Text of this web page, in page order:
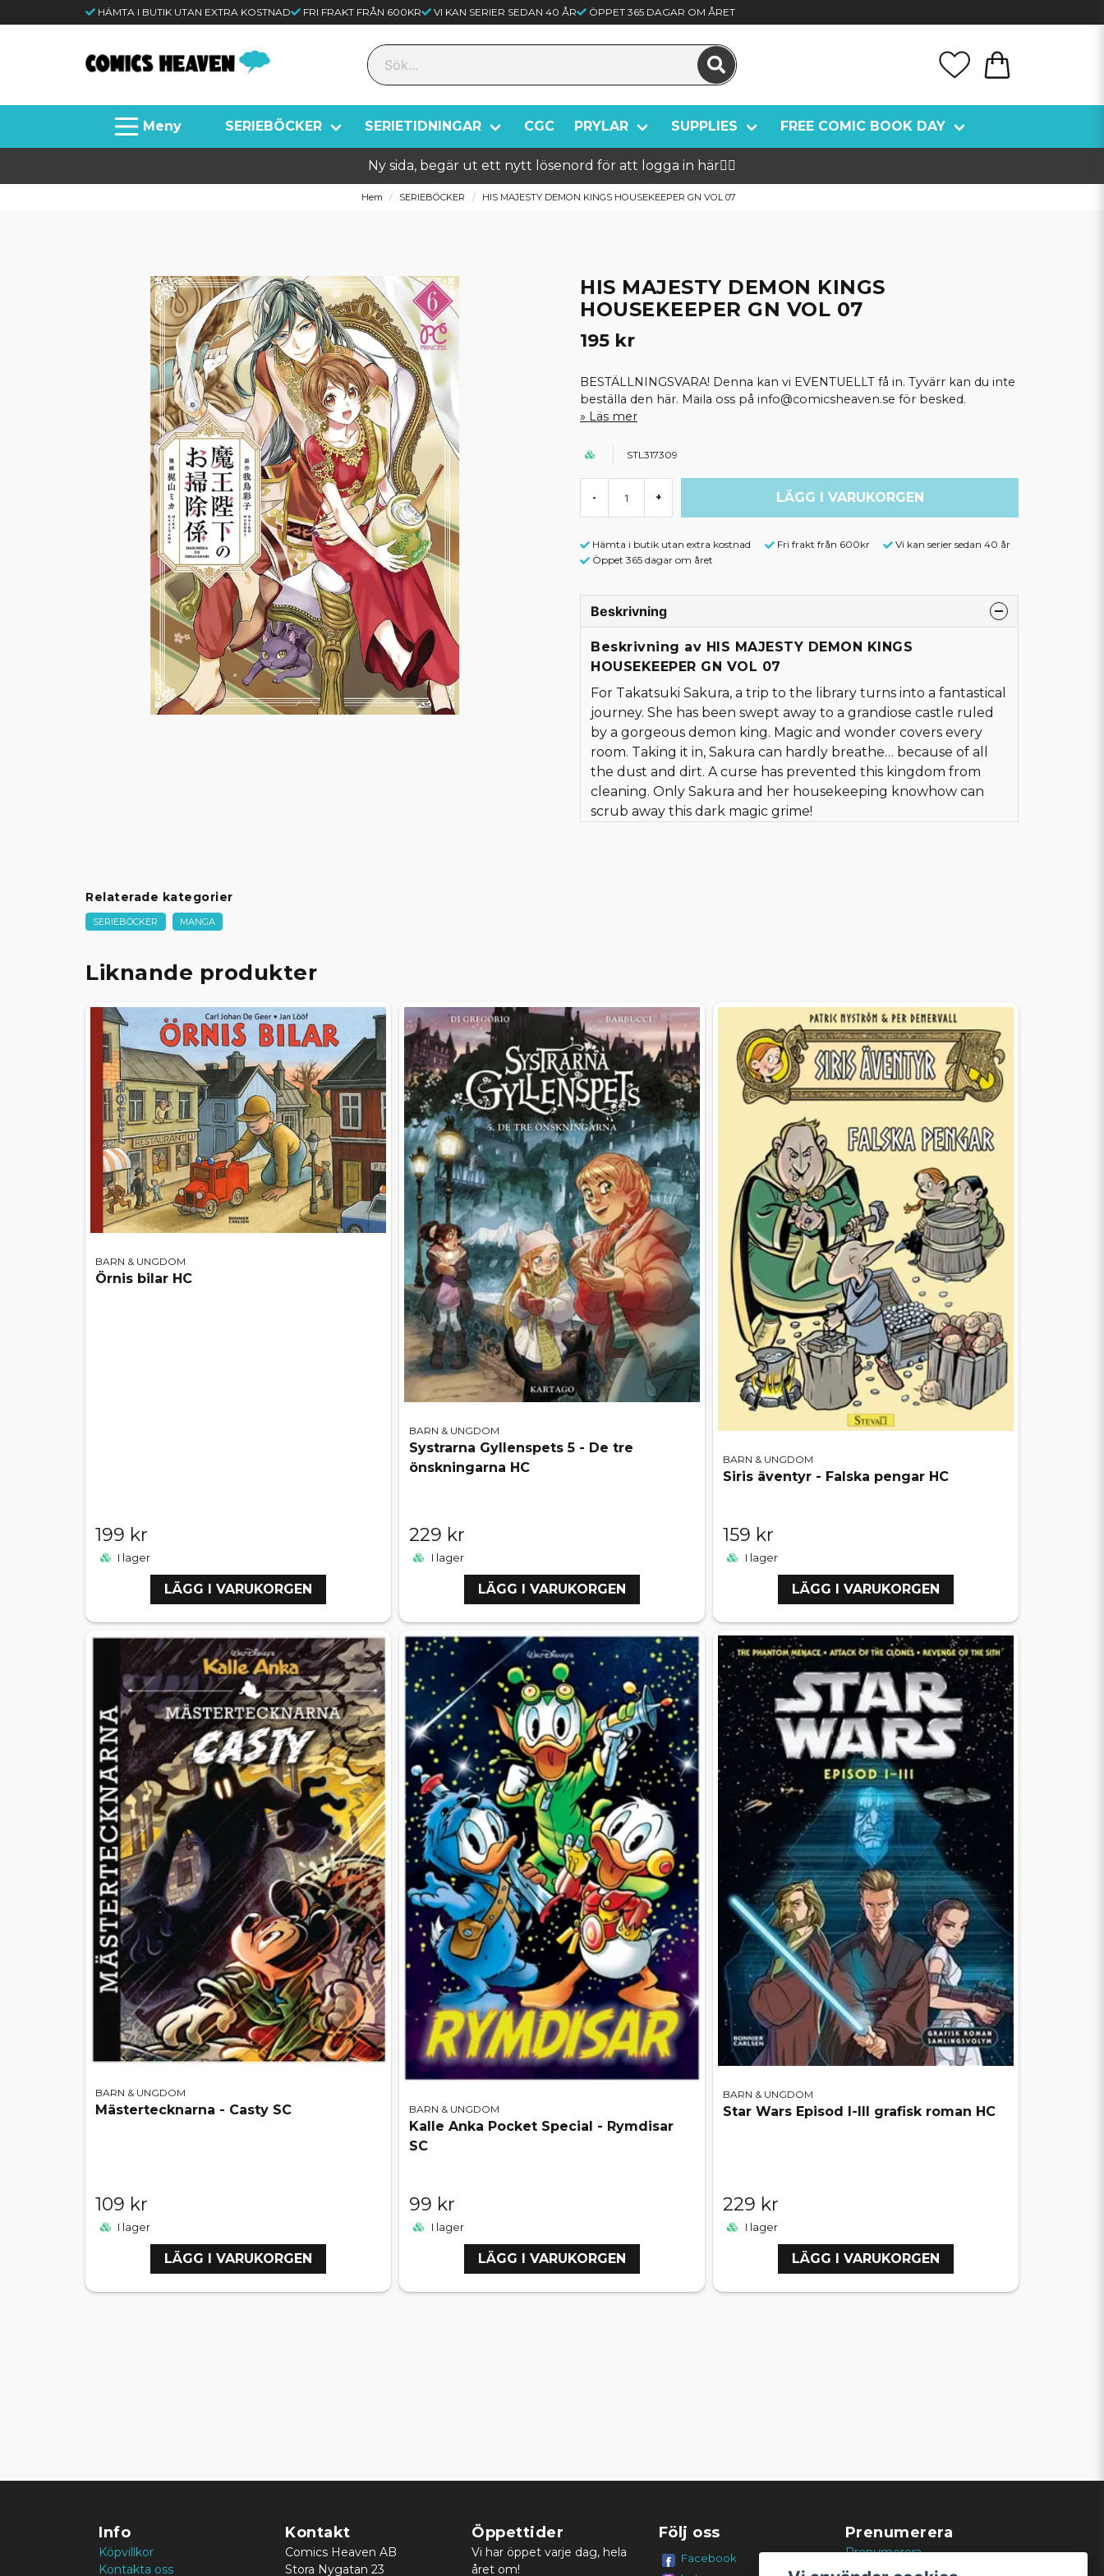
HÄMTA I BUTIK UTAN EXTRA KOSTNAD FRI FRAKT FRÅN 600KR VI KAN SERIER SEDAN 40 ÅR ÖPPET 365 DAGAR OM ÅRET
SERIEBÖCKER SERIETIDNINGAR CGC PRYLAR SUPPLIES FREE COMIC BOOK DAY
Ny sida, begär ut ett nytt lösenord för att logga in här🦸‍♂️
Hem SERIEBÖCKER HIS MAJESTY DEMON KINGS HOUSEKEEPER GN VOL 07
HIS MAJESTY DEMON KINGS
HOUSEKEEPER GN VOL 07
195 kr
BESTÄLLNINGSVARA! Denna kan vi EVENTUELLT få in. Tyvärr kan du inte
beställa den här. Maila oss på info@comicsheaven.se för besked.
Läs mer
STL317309
- + LÄGG I VARUKORGEN
Hämta i butik utan extra kostnad Fri frakt från 600kr
Vi kan serier sedan 40 år
Öppet 365 dagar om året
Beskrivning
Beskrivning av HIS MAJESTY DEMON KINGS
HOUSEKEEPER GN VOL 07
For Takatsuki Sakura, a trip to the library turns into a fantastical
journey. She has been swept away to a grandiose castle ruled
by a gorgeous demon king. Magic and wonder covers every
room. Taking it in, Sakura can hardly breathe… because of all
the dust and dirt. A curse has prevented this kingdom from
cleaning. Only Sakura and her housekeeping knowhow can
scrub away this dark magic grime!
Relaterade kategorier
SERIEBÖCKER MANGA
Liknande produkter
BARN & UNGDOM
Örnis bilar HC
199 kr
I lager
LÄGG I VARUKORGEN
BARN & UNGDOM
Systrarna Gyllenspets 5 - De tre
önskningarna HC
229 kr
I lager
LÄGG I VARUKORGEN
BARN & UNGDOM
Siris äventyr - Falska pengar HC
159 kr
I lager
LÄGG I VARUKORGEN
BARN & UNGDOM
Mästertecknarna - Casty SC
109 kr
I lager
LÄGG I VARUKORGEN
BARN & UNGDOM
Kalle Anka Pocket Special - Rymdisar
SC
99 kr
I lager
LÄGG I VARUKORGEN
BARN & UNGDOM
Star Wars Episod I-III grafisk roman HC
229 kr
I lager
LÄGG I VARUKORGEN
Info
Köpvillkor
Kontakta oss
Kontakt
Comics Heaven AB
Stora Nygatan 23
Öppettider
Vi har öppet varje dag, hela
året om!
Följ oss
Facebook
Prenumerera
Prenumerera